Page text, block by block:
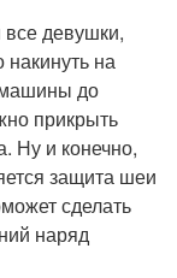
девушки,
на
машины до
прикрыть
Ну и конечно,
защита шеи
сделать
наряд